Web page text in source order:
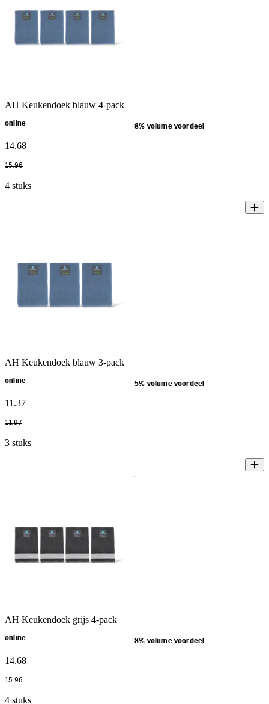
AH Keukendoek blauw 4-pack
online 8% volume voordeel
14.68
15.96
4 stuks
AH Keukendoek blauw 3-pack
online 5% volume voordeel
11 .37
11.97
3 stuks
AH Keukendoek grijs 4-pack
online 8% volume voordeel
14.68
15.96
4 stuks